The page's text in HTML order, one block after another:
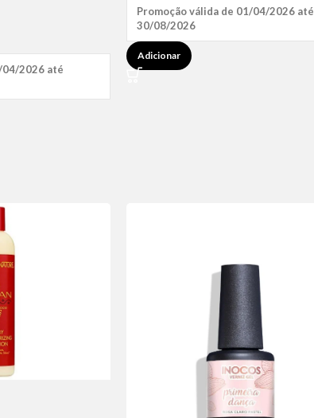
04/2026 até
Promoção válida de 01/04/2026 até
30/08/2026
Adicionar